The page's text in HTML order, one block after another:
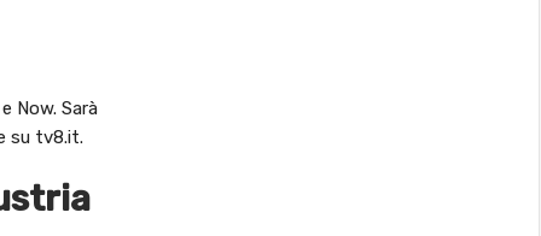
Now. Sarà
su tv8.it.